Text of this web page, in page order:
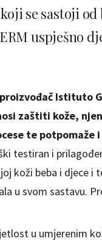
se sastoji
uspješno
Istituto
zaštiti kože,
te potpomaže
testiran i
koži beba i djece i
u svom sastavu.
u umjerenim